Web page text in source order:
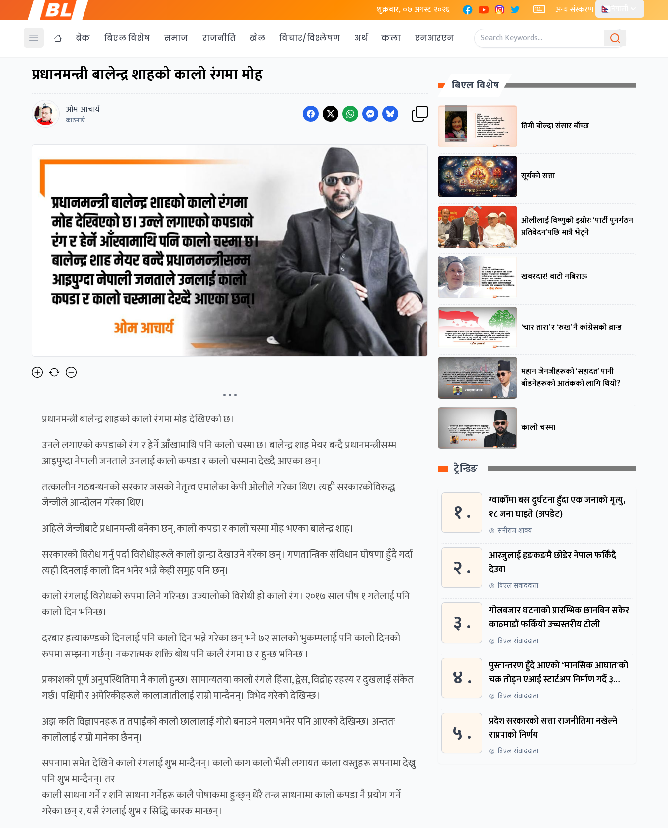
शुक्रबार, ०७ अगस्ट २०२६ FacebookYouTubeInstagram
X अन्य संस्करण
Open menu ब्रेक बिएल विशेष समाज राजनीति खेल विचार/विश्लेषण अर्थ कला एनआरएन
प्रधानमन्त्री बालेन्द्र शाहको कालो रंगमा मोह
ओम आचार्य
काठमाडाैं
• • •
प्रधानमन्त्री बालेन्द्र शाहको कालो रंगमा मोह देखिएको छ।
उनले लगाएको कपडाको रंग र हेर्ने आँखामाथि पनि कालो चस्मा छ। बालेन्द्र शाह मेयर बन्दै प्रधानमन्त्रीसम्म
आइपुग्दा नेपाली जनताले उनलाई कालो कपडा र कालो चस्मामा देख्दै आएका छन्।
तत्कालीन गठबन्धनको सरकार जसकाे नेतृत्व एमालेका केपी ओलीले गरेका थिए। त्यही सरकारकोविरुद्ध
जेन्जीले आन्दोलन गरेका थिए।
अहिले जेन्जीबाटै प्रधानमन्त्री बनेका छन्, कालो कपडा र कालो चस्मा मोह भएका बालेन्द्र शाह।
सरकारको विरोध गर्नु पर्दा विरोधीहरूले कालो झन्डा देखाउने गरेका छन्। गणतान्त्रिक संविधान घोषणा हुँदै गर्दा
त्यही दिनलाई कालो दिन भनेर भन्नै केही समुह पनि छन्।
कालो रंगलाई विरोधको रुपमा लिने गरिन्छ। उज्यालोको विरोधी हो कालो रंग। २०१७ साल पौष १ गतेलाई पनि
कालो दिन भनिन्छ।
दरबार हत्याकण्डको दिनलाई पनि कालो दिन भन्ने गरेका छन् भने ७२ सालको भुकम्पलाई पनि कालो दिनको
रुपमा सम्झना गर्छन्। नकरात्मक शक्ति बोध पनि कालै रंगमा छ र हुन्छ भनिन्छ ।
प्रकाशको पूर्ण अनुपस्थितिमा नै कालो हुन्छ। सामान्यतया कालो रंगले हिंसा, द्वेस, विद्रोह रहस्य र दुखलाई संकेत
गर्छ। पश्चिमी र अमेरिकीहरूले कालाजातीलाई राम्रो मान्दैनन्। विभेद गरेको देखिन्छ।
अझ कति विज्ञापनहरू त तपाईंको कालो छालालाई गोरो बनाउने मलम भनेर पनि आएको देखिन्छ। अन्ततः
कालोलाई राम्रो मानेका छैनन्।
सपनामा समेत देखिने कालो रंगलाई शुभ मान्दैनन्। कालो काग कालो भैंसी लगायत काला वस्तुहरू सपनामा देख्नु
पनि शुभ मान्दैनन्। तर
काली साधना गर्ने र शनि साधना गर्नेहरू कालै पोषाकमा हुन्छ्न् धेरै तन्त्र साधनामा कालो कपडा नै प्रयोग गर्ने
गरेका छन् र, यसै रंगलाई शुभ र सिद्धि कारक मान्छन्।
बिएल विशेष
तिमी बोल्दा संसार बाँच्छ
सूर्यको सत्ता
ओलीलाई विष्णुको इग्नोरः ‘पार्टी पुनर्गठन
प्रतिवेदन’पछि मात्रै भेट्ने
खबरदार! बाटो नबिराऊ
‘चार तारा’ र ‘रुख’ नै कांग्रेसको ब्रान्ड
महान जेनजीहरूको ‘सहादत’ पानी
बाँडनेहरूको आतंकको लागि थियो?
कालो चस्मा
ट्रेन्डिङ
१ .
ग्वार्काेमा बस दुर्घटना हुँदा एक जनाकाे मृत्यु,
१८ जना घाइते (अपडेट)
सनीराज शाक्य
२ .
आरजुलाई हङकङमै छोडेर नेपाल फर्किँदै
देउवा
बिएल संवाददाता
३ .
गोलबजार घटनाको प्रारम्भिक छानबिन सकेर
काठमाडौं फर्कियो उच्चस्तरीय टोली
बिएल संवाददाता
४ .
पुस्तान्तरण हुँदै आएको ‘मानसिक आघात’को
चक्र तोड्न एआई स्टार्टअप निर्माण गर्दै ३
नेपाली
बिएल संवाददाता
५ .
प्रदेश सरकारको सत्ता राजनीतिमा नखेल्ने
राप्रपाको निर्णय
बिएल संवाददाता